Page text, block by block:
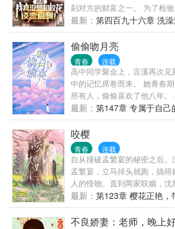
刻对方的财富之一。 为了检
写情书。 阴差阳错间，校花看
给她的！ 校花可是班主任的
白，必定被班主任一顿教训。
班主任时...... 林牧：“校花真香
最新： 第四百九十六章 洗澡
偷偷吻月亮
青春 连载
高中同学聚会上，言溪再次
中的记忆席卷而来。 她青春
所有人，偷偷喜欢了他八年
会再懦弱，勇敢的去追求她的
日记画本，上面全部都是她喜
我喜欢你，喜欢了八年。” 而
瞒着所有人，同样的喜欢了她
久。 “言溪，我比你的喜欢，
溪在他的卧室床头柜上，发
那是她画的陆知许，被他用
现在一直放在床头。 右下角是
陆知许，旁边是他加上了言溪
莫过于你在暗恋的那个人，正
最新： 第147章 专属于自己
咬樱
青春 连载
自从撞破孟繁宴的秘密之后
孟繁宴，立马掉头就跑，搞
人的怪物。直到两家联姻，
一起。沈星樱每晚都缩在床角
盯着孟繁宴说：“我今晚泡过
的，你…...
最新： 第123章 樱花正艳，
不良娇妻：老师，晚上